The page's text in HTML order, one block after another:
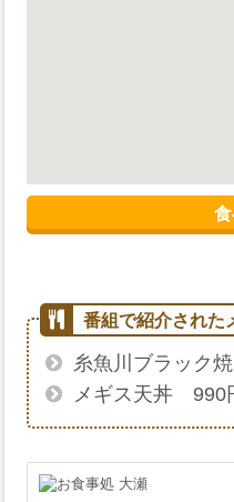
糸魚川ブラック
メギス天丼 990